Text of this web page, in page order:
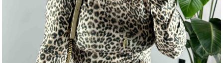
Tanıtım, pazarlama, reklam ve benzeri amaçlarla tarafıma ticari elektronik ileti
gönderilmesine izin veriyorum.Elektronik Ticari İleti Aydınlatma Metni'ni
okudum onay veriyorum.
Paylaştığım bilgilerinKVKK kapsamında tarafınızca korunmasını, sms ve
WhatsApp üzerinden bilgilendirmeleri almayıkabul ediyorum.
Çevir Kazan